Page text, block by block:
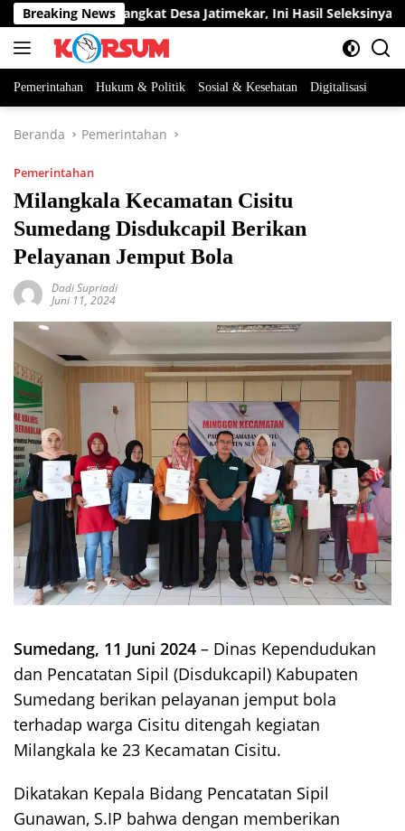
Langsung
ke
konten
Breaking News
Jabatan Perangkat Desa Jatimekar, Ini Hasil Seleksinya
Pemerintahan Hukum & Politik Sosial & Kesehatan Digitalisasi
Beranda Pemerintahan
Pemerintahan
Milangkala Kecamatan Cisitu
Sumedang Disdukcapil Berikan
Pelayanan Jemput Bola
Dadi Supriadi
Juni 11, 2024
Sumedang, 11 Juni 2024 – Dinas Kependudukan
dan Pencatatan Sipil (Disdukcapil) Kabupaten
Sumedang berikan pelayanan jemput bola
terhadap warga Cisitu ditengah kegiatan
Milangkala ke 23 Kecamatan Cisitu.
Dikatakan Kepala Bidang Pencatatan Sipil
Gunawan, S.IP bahwa dengan memberikan